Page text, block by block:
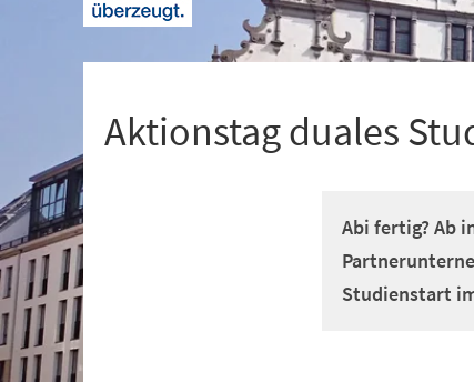
Ak­ti­ons­tag dua­les
Abi fertig? Ab
Studienstart